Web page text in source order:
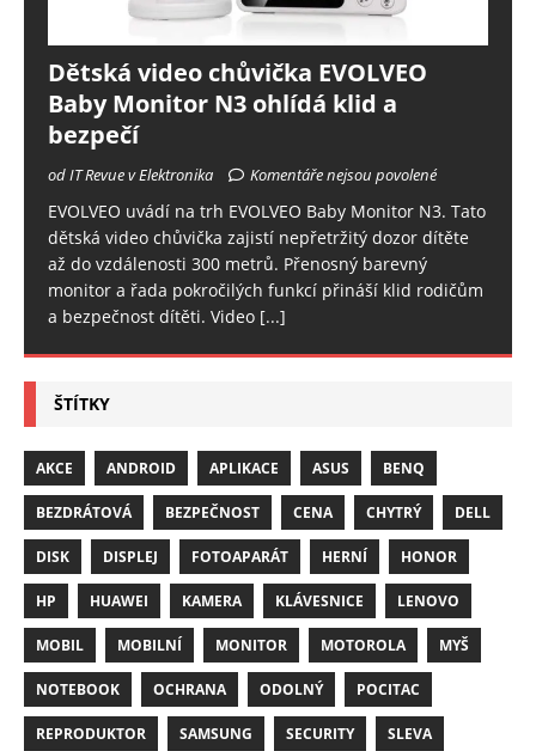
Dětská video chůvička EVOLVEO
Baby Monitor N3 ohlídá klid a
bezpečí
od IT Revue v Elektronika Komentáře nejsou povolené
EVOLVEO uvádí na trh EVOLVEO Baby Monitor N3. Tato
dětská video chůvička zajistí nepřetržitý dozor dítěte
až do vzdálenosti 300 metrů. Přenosný barevný
monitor a řada pokročilých funkcí přináší klid rodičům
a bezpečnost dítěti. Video [...]
ŠTÍTKY
AKCE ANDROID APLIKACE ASUS BENQ
BEZDRÁTOVÁ BEZPEČNOST CENA CHYTRÝ DELL
DISK DISPLEJ FOTOAPARÁT HERNÍ HONOR
HP HUAWEI KAMERA KLÁVESNICE LENOVO
MOBIL MOBILNÍ MONITOR MOTOROLA MYŠ
NOTEBOOK OCHRANA ODOLNÝ POCITAC
REPRODUKTOR SAMSUNG SECURITY SLEVA